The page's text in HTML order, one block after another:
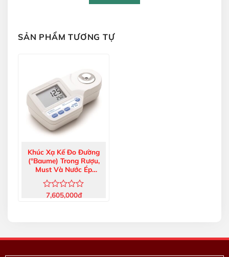
SẢN PHẨM TƯƠNG TỰ
Khúc Xạ Kế Đo Đường
(°Baume) Trong Rượu,
Must Và Nước Ép
HI96812
Được
sao
7,605,000đ